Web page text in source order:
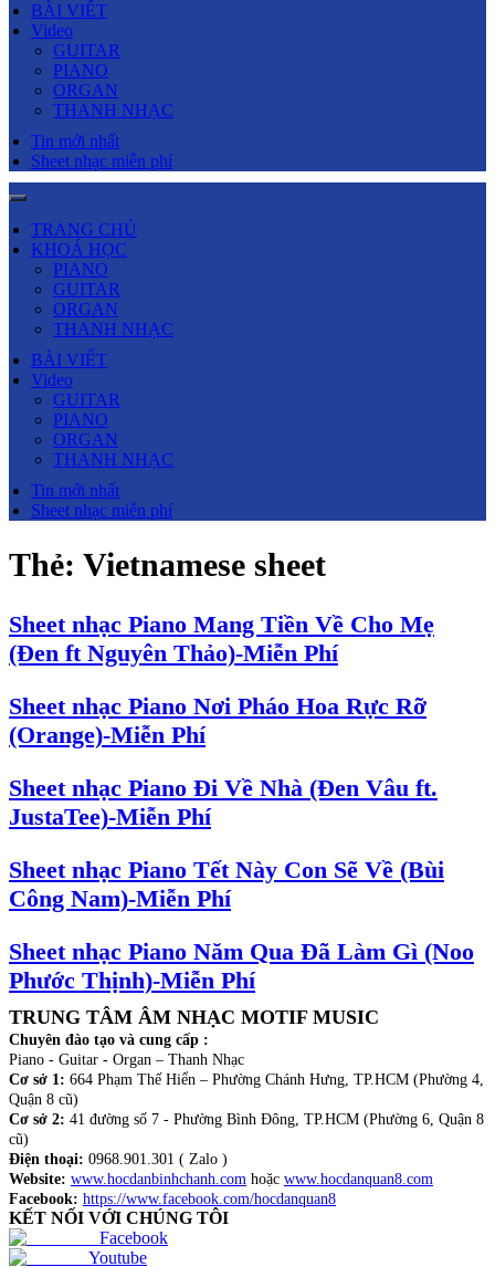
BÀI VIẾT
Video
GUITAR
PIANO
ORGAN
THANH NHẠC
Tin mới nhất
Sheet nhạc miễn phí
TRANG CHỦ
KHOÁ HỌC
PIANO
GUITAR
ORGAN
THANH NHẠC
BÀI VIẾT
Video
GUITAR
PIANO
ORGAN
THANH NHẠC
Tin mới nhất
Sheet nhạc miễn phí
Thẻ: Vietnamese sheet
Sheet nhạc Piano Mang Tiền Về Cho Mẹ
(Đen ft Nguyên Thảo)-Miễn Phí
Sheet nhạc Piano Nơi Pháo Hoa Rực Rỡ
(Orange)-Miễn Phí
Sheet nhạc Piano Đi Về Nhà (Đen Vâu ft.
JustaTee)-Miễn Phí
Sheet nhạc Piano Tết Này Con Sẽ Về (Bùi
Công Nam)-Miễn Phí
Sheet nhạc Piano Năm Qua Đã Làm Gì (Noo
Phước Thịnh)-Miễn Phí
TRUNG TÂM ÂM NHẠC MOTIF MUSIC
Chuyên đào tạo và cung cấp :
Piano - Guitar - Organ – Thanh Nhạc
Cơ sở 1: 664 Phạm Thế Hiển – Phường Chánh Hưng, TP.HCM (Phường 4,
Quận 8 cũ)
Cơ sở 2: 41 đường số 7 - Phường Bình Đông, TP.HCM (Phường 6, Quận 8
cũ)
Điện thoại: 0968.901.301 ( Zalo )
Website: www.hocdanbinhchanh.com hoặc www.hocdanquan8.com
Facebook: https://www.facebook.com/hocdanquan8
KẾT NỐI VỚI CHÚNG TÔI
Facebook
Youtube